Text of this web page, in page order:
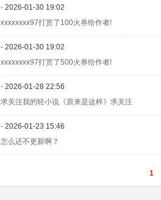
- 2026-01-30 19:02
xxxxxxxx97打赏了100火券给作者!
- 2026-01-30 19:02
xxxxxxxx97打赏了500火券给作者!
- 2026-01-28 22:56
求关注我的轻小说《原来是这样》求关注
- 2026-01-23 15:46
怎么还不更新啊？
1